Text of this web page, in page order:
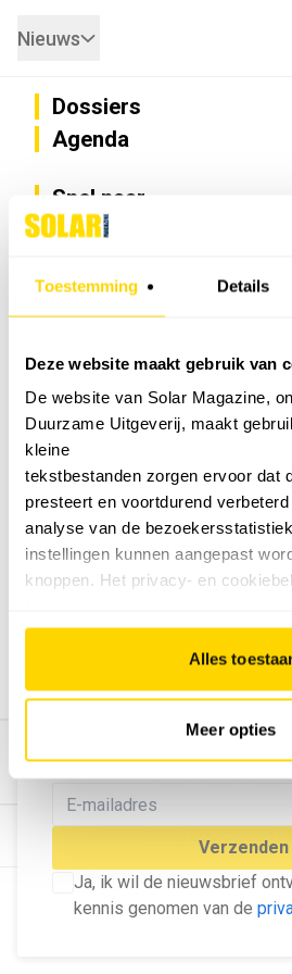
Toestemming Details
Deze website maakt gebruik van
De website van Solar Magazine,
Duurzame Uitgeverij, maakt
kleine
tekstbestanden zorgen ervoor dat
presteert en voortdurend
analyse van de
instellingen kunnen aangepast
knoppen. Het privacy- en
Alles
Meer opties
MELD U AAN VOOR
NIEUWSBRIEF
Blijf op de hoogte van het
Verzenden
Ja, ik wil de nieuwsbrief
kennis genomen van de
Nieuws
Dossiers
Agenda
Snel naar
Privacy
Nieuwsbrief
Vacatures
Installateurzoeker
Cookievoorkeuren wijzigen
English
Geef ons feedback
Vertel ons wat je van
Tip de redactie
Bekijk hier de
© Dé Duurzame